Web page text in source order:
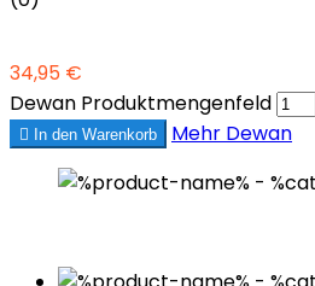
34,95 €
Dewan Produktmengenfeld
 In den Warenkorb Mehr Dewan